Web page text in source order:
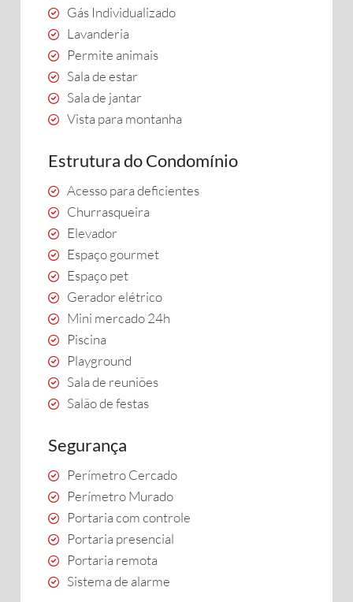
Gás Individualizado
Lavanderia
Permite animais
Sala de estar
Sala de jantar
Vista para montanha
Estrutura do Condomínio
Acesso para deficientes
Churrasqueira
Elevador
Espaço gourmet
Espaço pet
Gerador elétrico
Mini mercado 24h
Piscina
Playground
Sala de reuniões
Salão de festas
Segurança
Perímetro Cercado
Perímetro Murado
Portaria com controle
Portaria presencial
Portaria remota
Sistema de alarme